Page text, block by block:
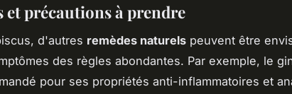
et précautions à prendre
d'autres remèdes naturels peuvent être
des règles abondantes. Par exemple, le
pour ses propriétés anti-inflammatoires et